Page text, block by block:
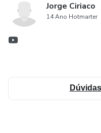
e dependendo de
melhores que você —
Jorge Ciriaco
14 Ano Hotmarter